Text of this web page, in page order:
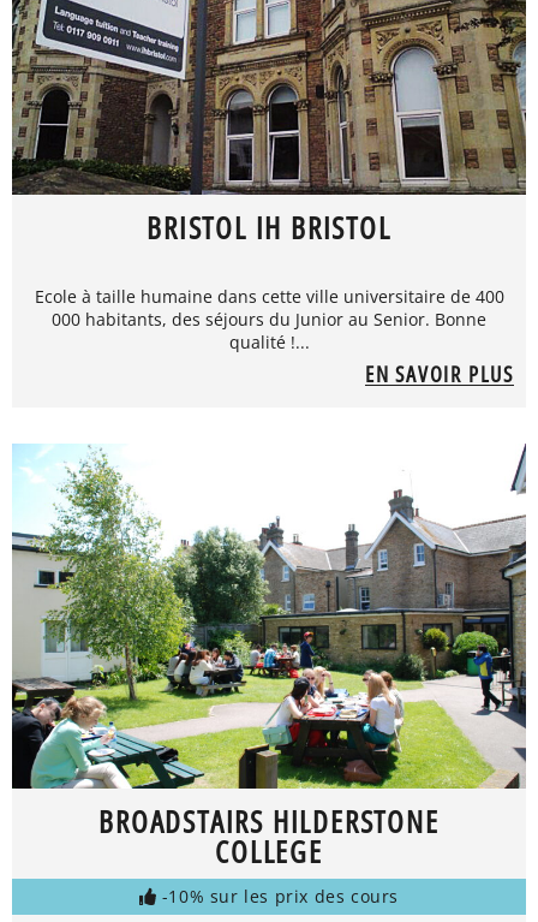
BRISTOL IH BRISTOL
Ecole à taille humaine dans cette ville universitaire de 400
000 habitants, des séjours du Junior au Senior. Bonne
qualité !...
EN SAVOIR PLUS
BROADSTAIRS HILDERSTONE
COLLEGE
-10% sur les prix des cours